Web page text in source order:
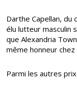
Darthe Capellan, du
élu lutteur masculin
que Alexandria
même honneur
Parmi les autres